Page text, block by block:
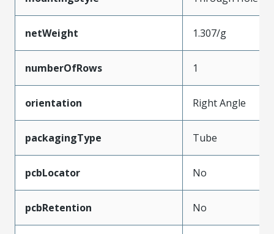
netWeight 1.307/g
numberOfRows 1
orientation Right Angle
packagingType Tube
pcbLocator No
pcbRetention No